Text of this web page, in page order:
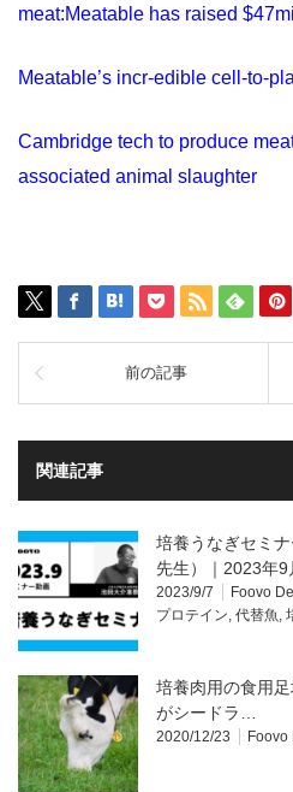
meat:Meatable has raised
Meatable’s incr-edible cell-to-
Cambridge tech to produce
associated animal slaughter
前の記事
関連記事
培養うなぎセミ
先生）｜2023年9
2023/9/7 Foovo
プロテイン 代替魚
培養肉用の食用
がシードラ…
2020/12/23 Foovo